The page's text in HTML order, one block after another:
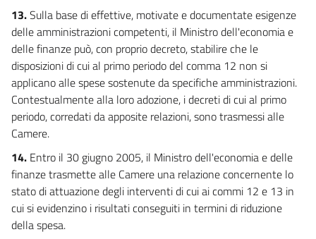
13.Sulla base di effettive, motivate e documentate esigenze
delle amministrazioni competenti, il Ministro dell'economia e
delle finanze può, con proprio decreto, stabilire che le
disposizioni di cui al primo periodo del comma 12 non si
applicano alle spese sostenute da specifiche amministrazioni.
Contestualmente alla loro adozione, i decreti di cui al primo
periodo, corredati da apposite relazioni, sono trasmessi alle
Camere.
14. Entro il 30 giugno 2005, il Ministro dell'economia e delle
finanze trasmette alle Camere una relazione concernente lo
stato di attuazione degli interventi di cui ai commi 12 e 13 in
cui si evidenzino i risultati conseguiti in termini di riduzione
della spesa.